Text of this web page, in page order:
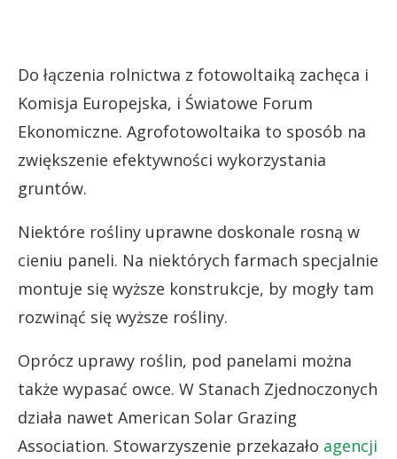
Do łączenia rolnictwa z fotowoltaiką zachęca i
Komisja Europejska, i Światowe Forum
Ekonomiczne. Agrofotowoltaika to sposób na
zwiększenie efektywności wykorzystania
gruntów.
Niektóre rośliny uprawne doskonale rosną w
cieniu paneli. Na niektórych farmach specjalnie
montuje się wyższe konstrukcje, by mogły tam
rozwinąć się wyższe rośliny.
Oprócz uprawy roślin, pod panelami można
także wypasać owce. W Stanach Zjednoczonych
działa nawet American Solar Grazing
Association. Stowarzyszenie przekazało agencji